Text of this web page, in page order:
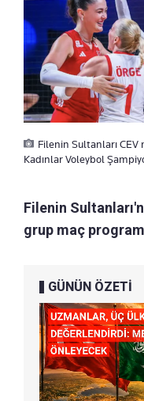
Filenin Sultanları CEV
Kadınlar Voleybol
Filenin
grup maç
GÜNÜN ÖZETİ